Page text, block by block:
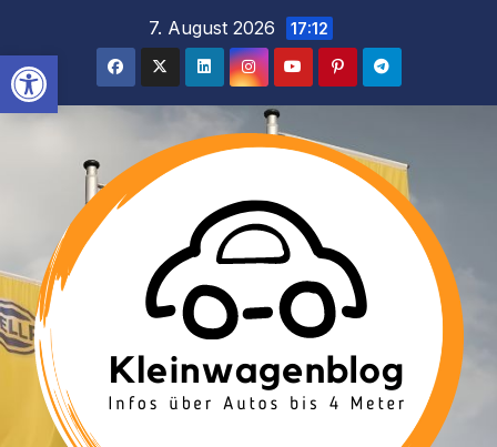
Werkzeugleiste öffnen
springen
7. August 2026 17:12